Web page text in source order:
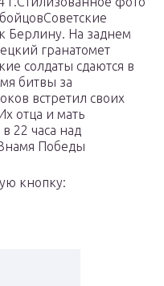
Берлину. На заднем
гранатомет
солдаты сдаются в
битвы за
встретил своих
отца и мать
22 часа над
Победы
кнопку: